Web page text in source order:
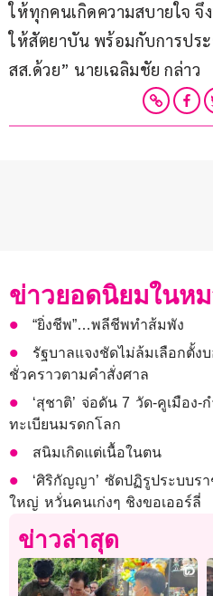
ให้ทุกคนเกิดความสบายใจ จึ
ให้สัตยาบัน พร้อมกับการปร
สส.ด้วย” นายเฉลิมชัย กล่าว
ข่าวยอดนิยมในห
“ยิ่งชีพ”…พลีชีพทำส้มพัง
รัฐบาลแจงชัดไม่ล้มเลือกตั้
ชั่วคราวตามคำสั่งศาล
‘สุชาติ’ จ่อดัน 7 วัด-คูเมือง-
ทะเบียนมรดกโลก
สนิมเกิดแต่เนื้อในตน
‘ศิริกัญญา’ ซัดปฏิรูประบบร
ใหญ่ หวั่นคนเก่งๆ ชิงขอเออร์ลี่
ข่าวล่าสุด